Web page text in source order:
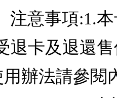
注意事項:1.
退卡及退還
辦法請參閱